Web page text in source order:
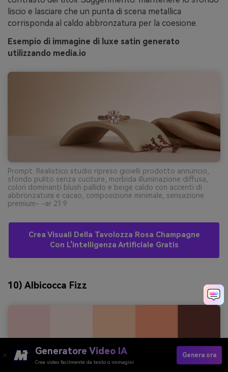
liscio e lasciare che un punta di scena metallica
corrisponda al caldo abbronzatura per la coesione.
Esempio di immagine di luxe satin generato
utilizzando media.io
Prompt: Realistico studio ripreso gioielli prodotto annuncio,
sfondo pulito senza cuciture, morbida illuminazione diffusa,
colori dominanti blush pallido e beige caldo con accenti di
abbronzatura e cacao, composizione minimale, sensazione
premium- -ar 21:9
Crea Visuali Della Tavolozza Rosa Champagne
Con L'intelligenza Artificiale Gratis
10) Albicocca Fizz
Generatore Video IA
Crea video facilmente da testo o immagini
Genera ora